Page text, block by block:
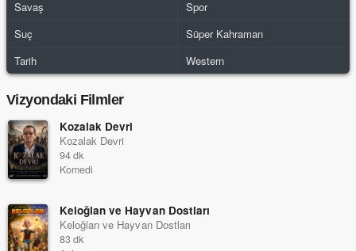
Savaş
Spor
Suç
Süper Kahraman
Tarih
Western
Vizyondaki Filmler
Kozalak Devri
Kozalak Devri
94 dk
Komedi
Keloğlan ve Hayvan Dostları
Keloğlan ve Hayvan Dostları
83 dk